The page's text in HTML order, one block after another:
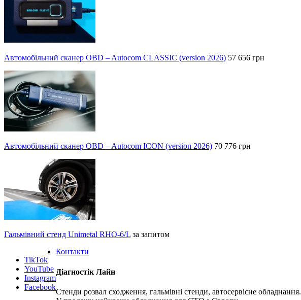
Автомобільний сканер OBD – Autocom CLASSIC (version 2026) 57 656 грн
Автомобільний сканер OBD – Autocom ICON (version 2026) 70 776 грн
Гальмівний стенд Unimetal RHO-6/L за запитом
TikTok
YouTube
Instagram
Facebook
Контакти
Діагностік Лайн
Стенди розвал сходження, гальмівні стенди, автосервісне обладнання.